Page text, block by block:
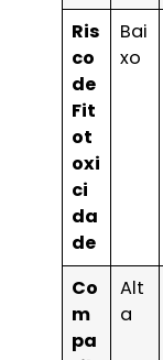
Ris
co
de
Fit
ot
oxi
ci
da
de
Bai
xo
Co
m
pa
Alt
a